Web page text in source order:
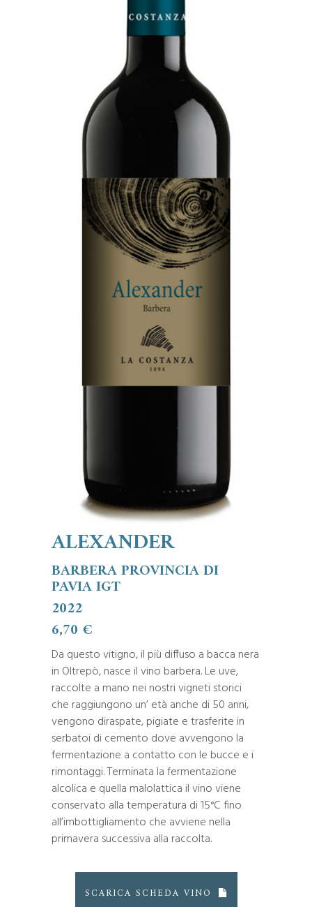
ALEXANDER
BARBERA PROVINCIA DI
PAVIA IGT
2022
6,70 €
Da questo vitigno, il più diffuso a bacca nera
in Oltrepò, nasce il vino barbera. Le uve,
raccolte a mano nei nostri vigneti storici
che raggiungono un’ età anche di 50 anni,
vengono diraspate, pigiate e trasferite in
serbatoi di cemento dove avvengono la
fermentazione a contatto con le bucce e i
rimontaggi. Terminata la fermentazione
alcolica e quella malolattica il vino viene
conservato alla temperatura di 15°C fino
all’imbottigliamento che avviene nella
primavera successiva alla raccolta.
SCARICA SCHEDA VINO